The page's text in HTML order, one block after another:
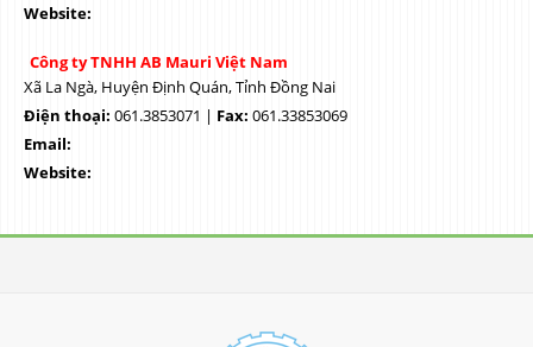
Website:
Công ty TNHH AB Mauri Việt Nam
Xã La Ngà, Huyện Định Quán, Tỉnh Đồng Nai
Điện thoại: 061.3853071 | Fax: 061.33853069
Email:
Website: